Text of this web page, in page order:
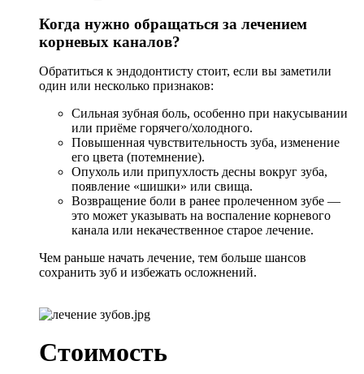
Когда нужно обращаться за лечением
корневых каналов?
Обратиться к эндодонтисту стоит, если вы заметили
один или несколько признаков:
Сильная зубная боль, особенно при накусывании
или приёме горячего/холодного.
Повышенная чувствительность зуба, изменение
его цвета (потемнение).
Опухоль или припухлость десны вокруг зуба,
появление «шишки» или свища.
Возвращение боли в ранее пролеченном зубе —
это может указывать на воспаление корневого
канала или некачественное старое лечение.
Чем раньше начать лечение, тем больше шансов
сохранить зуб и избежать осложнений.
Стоимость